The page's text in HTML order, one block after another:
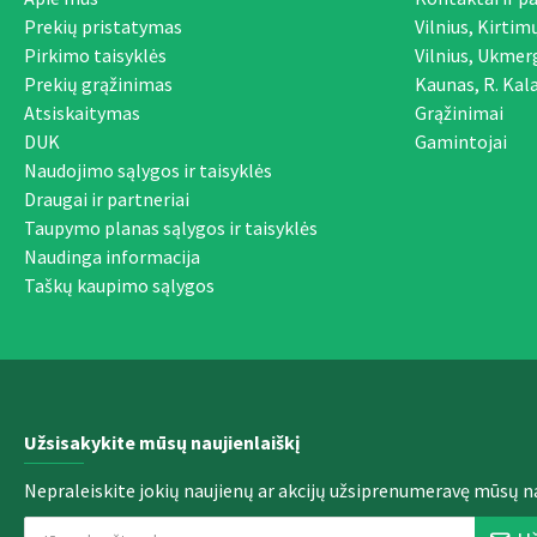
Prekių pristatymas
Pirkimo taisyklės
Prekių grąžinimas
Atsiskaitymas
DUK
Naudojimo sąlygos ir taisyklės
Draugai ir partneriai
Taupymo planas sąlygos ir taisyklės
Naudinga informacija
Taškų kaupimo sąlygos
Vilnius,
Vilnius,
Kaunas, R.
Grąžinimai
Gamintojai
Užsisakykite mūsų naujienlaiškį
Nepraleiskite jokių naujienų ar akcijų užsiprenumeravę mūsų